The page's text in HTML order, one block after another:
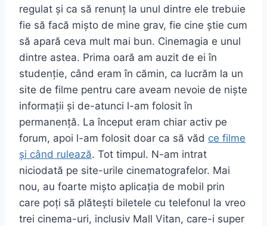
regulat și ca să renunț la unul dintre ele trebuie
fie să facă mișto de mine grav, fie cine știe cum
să apară ceva mult mai bun. Cinemagia e unul
dintre astea. Prima oară am auzit de ei în
studenție, când eram în cămin, ca lucrăm la un
site de filme pentru care aveam nevoie de niște
informații și de-atunci l-am folosit în
permanență. La început eram chiar activ pe
forum, apoi l-am folosit doar ca să văd ce filme
și când rulează. Tot timpul. N-am intrat
niciodată pe site-urile cinematografelor. Mai
nou, au foarte mișto aplicația de mobil prin
care poți să plătești biletele cu telefonul la vreo
trei cinema-uri, inclusiv Mall Vitan, care-i super